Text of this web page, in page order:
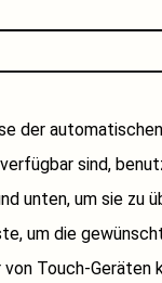
der automatischen
sind,
unten, um sie zu
um die
Touch-Geräten